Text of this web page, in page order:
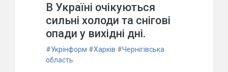
В Україні очікуються
сильні холоди та снігові
опади у вихідні дні.
#Укрінформ #Харків #Чернігівська
область